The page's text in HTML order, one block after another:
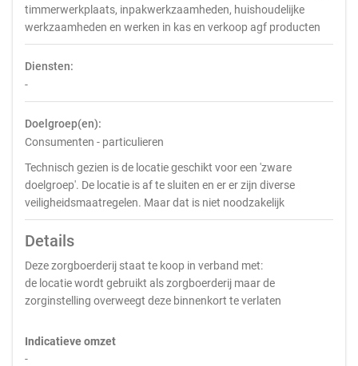
timmerwerkplaats, inpakwerkzaamheden, huishoudelijke
werkzaamheden en werken in kas en verkoop agf producten
Diensten:
-
Doelgroep(en):
Consumenten - particulieren
Technisch gezien is de locatie geschikt voor een 'zware
doelgroep'. De locatie is af te sluiten en er er zijn diverse
veiligheidsmaatregelen. Maar dat is niet noodzakelijk
Details
Deze zorgboerderij staat te koop in verband met:
de locatie wordt gebruikt als zorgboerderij maar de
zorginstelling overweegt deze binnenkort te verlaten
Indicatieve omzet
-